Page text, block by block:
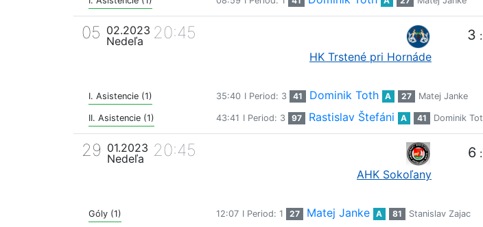
05 02.2023
Nedeľa
20:45
HK Trstené pri Hornáde
3 :
I. Asistencie (1) 35:40 I Period: 3 41 Dominik Toth A 27 Matej Janke
II. Asistencie (1) 43:41 I Period: 3 97 Rastislav Štefáni A 41 Dominik
29 01.2023
Nedeľa
20:45
AHK Sokoľany
6 :
Góly (1) 12:07 I Period: 1 27 Matej Janke A 81 Stanislav Zajac